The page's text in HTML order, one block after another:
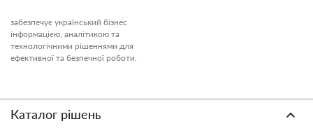
забезпечує український бізнес
інформацією, аналітикою та
технологічними рішеннями для
ефективної та безпечної роботи.
Каталог рішень